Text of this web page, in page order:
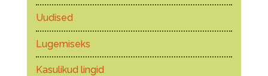
Uudised
Lugemiseks
Kasulikud lingid